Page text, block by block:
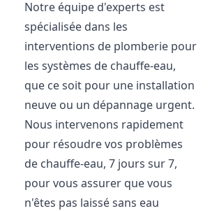
Notre équipe d'experts est
spécialisée dans les
interventions de plomberie pour
les systèmes de chauffe-eau,
que ce soit pour une installation
neuve ou un dépannage urgent.
Nous intervenons rapidement
pour résoudre vos problèmes
de chauffe-eau, 7 jours sur 7,
pour vous assurer que vous
n'êtes pas laissé sans eau